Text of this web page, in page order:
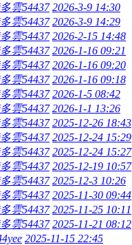
雲54437 2026-3-9 14:30
雲54437 2026-3-9 14:29
雲54437 2026-2-15 14:48
雲54437 2026-1-16 09:21
雲54437 2026-1-16 09:20
雲54437 2026-1-16 09:18
雲54437 2026-1-5 08:42
雲54437 2026-1-1 13:26
雲54437 2025-12-26 18:43
雲54437 2025-12-24 15:29
雲54437 2025-12-24 15:27
雲54437 2025-12-19 10:57
雲54437 2025-12-3 10:26
雲54437 2025-11-30 09:44
雲54437 2025-11-25 10:11
雲54437 2025-11-21 08:12
2025-11-15 22:45